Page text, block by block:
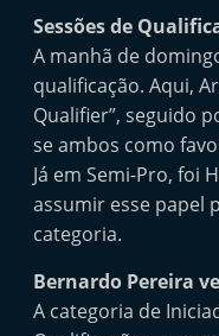
v
e
e
m
P
o
t
u
Sessões de
A manhã de
qualificação. Aqui,
Qualifier”, seguido
se ambos como
Já em Semi-Pro, foi
assumir esse papel
categoria.
Bernardo Pereira
A categoria de